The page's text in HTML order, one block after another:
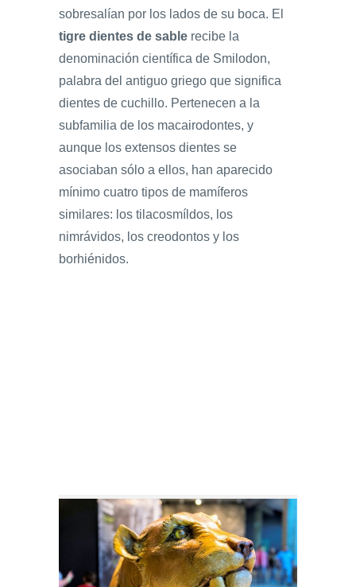
sobresalían por los lados de su boca. El
tigre dientes de sable recibe la
denominación científica de Smilodon,
palabra del antiguo griego que significa
dientes de cuchillo. Pertenecen a la
subfamilia de los macairodontes, y
aunque los extensos dientes se
asociaban sólo a ellos, han aparecido
mínimo cuatro tipos de mamíferos
similares: los tilacosmíldos, los
nimrávidos, los creodontos y los
borhiénidos.​